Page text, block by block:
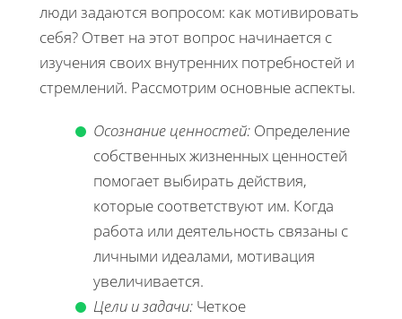
люди задаются вопросом: как мотивировать
себя? Ответ на этот вопрос начинается с
изучения своих внутренних потребностей и
стремлений. Рассмотрим основные аспекты.
Осознание ценностей: Определение
собственных жизненных ценностей
помогает выбирать действия,
которые соответствуют им. Когда
работа или деятельность связаны с
личными идеалами, мотивация
увеличивается.
Цели и задачи: Четкое